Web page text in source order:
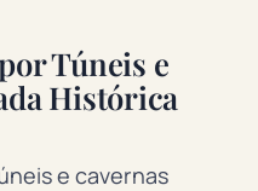
Túneis e
Histórica
e cavernas